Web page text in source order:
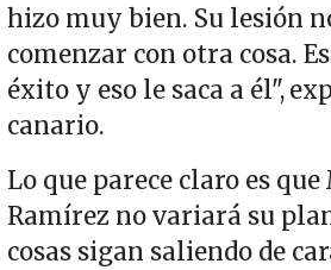
hizo muy bien. Su lesión
comenzar con otra cosa.
éxito y eso le saca a él",
canario.
Lo que parece claro es
Ramírez no variará su
cosas sigan saliendo de